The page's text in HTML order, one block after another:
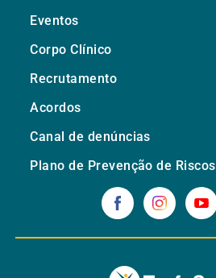
Eventos
Corpo Clínico
Recrutamento
Acordos
Canal de denúncias
Plano de Prevenção de Riscos